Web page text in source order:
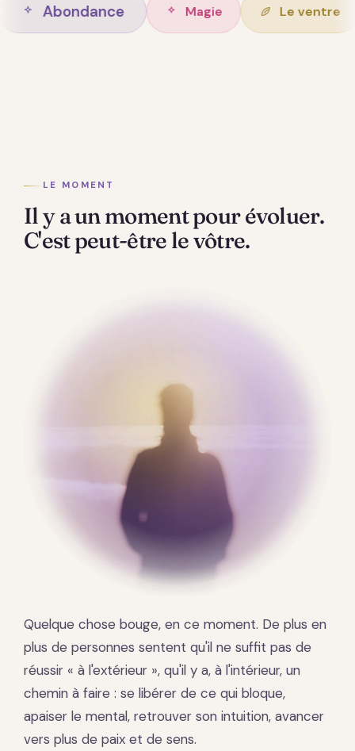
vie Abondance Magie
LE MOMENT
Il y a un moment pour évoluer.
C'est peut-être le vôtre.
Quelque chose bouge, en ce moment. De plus en
plus de personnes sentent qu'il ne suffit pas de
réussir « à l'extérieur », qu'il y a, à l'intérieur, un
chemin à faire : se libérer de ce qui bloque,
apaiser le mental, retrouver son intuition, avancer
vers plus de paix et de sens.